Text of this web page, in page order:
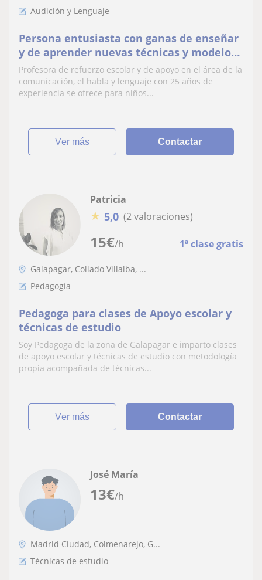
Audición y Lenguaje
Persona entusiasta con ganas de enseñar
y de aprender nuevas técnicas y modelos
de enseñanza
Profesora de refuerzo escolar y de apoyo en el área de la
comunicación, el habla y lenguaje con 25 años de
experiencia se ofrece para niños...
ver más Contactar
15€/h 1ª clase gratis
Patricia
★ 5,0 (2 valoraciones)
Galapagar, Collado Villalba, ...
Pedagogía
Pedagoga para clases de Apoyo escolar y
técnicas de estudio
Soy Pedagoga de la zona de Galapagar e imparto clases
de apoyo escolar y técnicas de estudio con metodología
propia acompañada de técnicas...
ver más Contactar
13€/h
José María
Madrid Ciudad, Colmenarejo, G...
Técnicas de estudio